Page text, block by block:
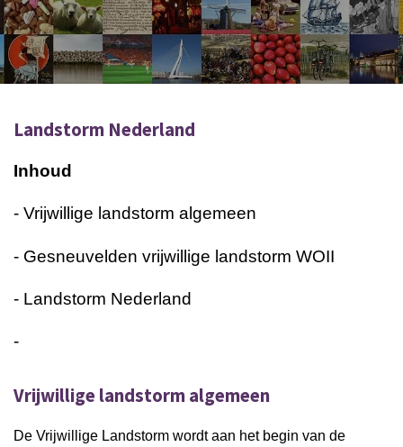
Landstorm Nederland
Inhoud
- Vrijwillige landstorm algemeen
- Gesneuvelden vrijwillige landstorm WOII
- Landstorm Nederland
-
Vrijwillige landstorm algemeen
De Vrijwillige Landstorm wordt aan het begin van de